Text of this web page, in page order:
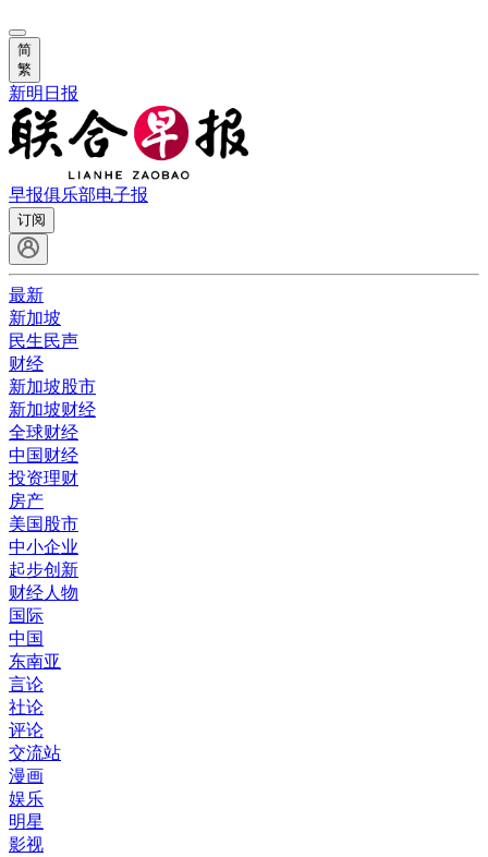
简
繁
新明日报
早报俱乐部电子报
订阅
最新
新加坡
民生民声
财经
新加坡股市
新加坡财经
全球财经
中国财经
投资理财
房产
美国股市
中小企业
起步创新
财经人物
国际
中国
东南亚
言论
社论
评论
交流站
漫画
娱乐
明星
影视